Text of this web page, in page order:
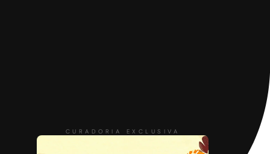
CURADORIA EXCLUSIVA